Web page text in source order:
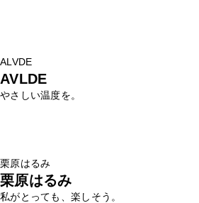
ALVDE
AVLDE
やさしい温度を。
栗原はるみ
栗原はるみ
私がとっても、楽しそう。